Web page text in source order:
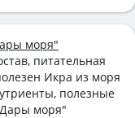
моря"
питательная
Икра из моря
полезные
моря"